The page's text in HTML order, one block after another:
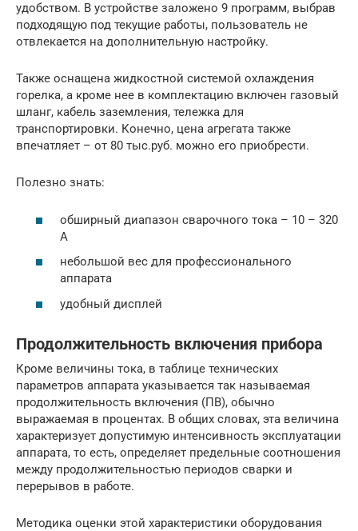
удобством. В устройстве заложено 9 программ, выбрав
подходящую под текущие работы, пользователь не
отвлекается на дополнительную настройку.
Также оснащена жидкостной системой охлаждения
горелка, а кроме нее в комплектацию включен газовый
шланг, кабель заземления, тележка для
транспортировки. Конечно, цена агрегата также
впечатляет – от 80 тыс.руб. можно его приобрести.
Полезно знать:
обширный диапазон сварочного тока – 10 – 320
А
небольшой вес для профессионального
аппарата
удобный дисплей
Продолжительность включения прибора
Кроме величины тока, в таблице технических
параметров аппарата указывается так называемая
продолжительность включения (ПВ), обычно
выражаемая в процентах. В общих словах, эта величина
характеризует допустимую интенсивность эксплуатации
аппарата, то есть, определяет предельные соотношения
между продолжительностью периодов сварки и
перерывов в работе.
Методика оценки этой характеристики оборудования